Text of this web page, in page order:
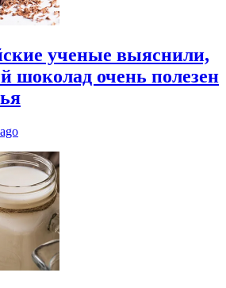
ученые выяснили,
шоколад очень полезен